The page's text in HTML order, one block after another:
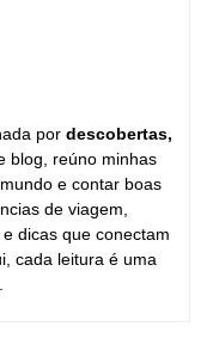
por descobertas,
blog, reúno minhas
e contar boas
de viagem,
dicas que conectam
cada leitura é uma